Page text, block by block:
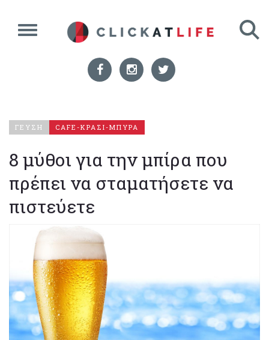
ΓΕΥΣΗ CAFE-ΚΡΑΣΙ-ΜΠΥΡΑ
8 μύθοι για την μπίρα που
πρέπει να σταματήσετε να
πιστεύετε